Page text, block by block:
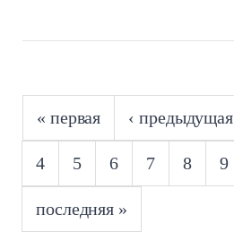
СТРАНИЦЫ
« первая ‹ предыдущая
4 5 6 7 8 9
последняя »